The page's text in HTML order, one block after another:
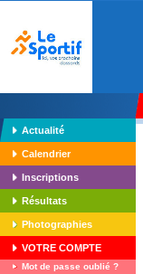
Actualité
Calendrier
Inscriptions
Résultats
Photographies
VOTRE COMPTE
Mot de passe oublié ?